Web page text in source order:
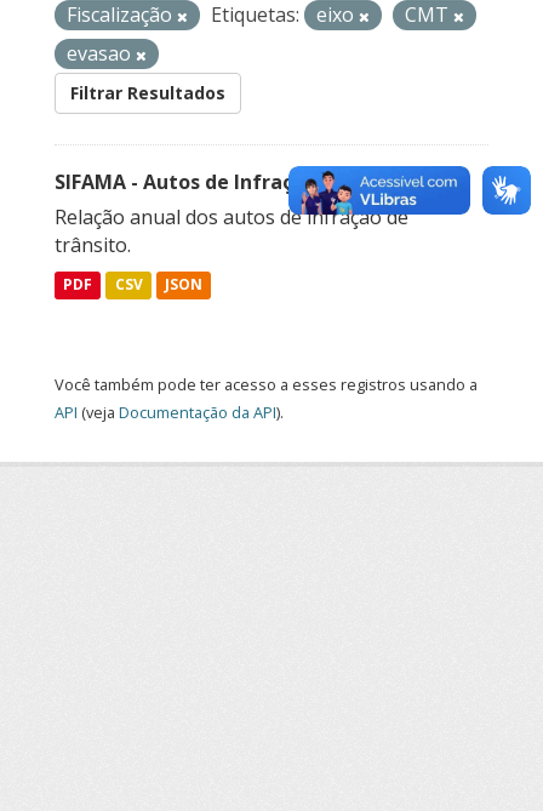
Fiscalização
Etiquetas: eixo
CMT
evasao
Filtrar Resultados
SIFAMA - Autos de Infração de Trânsito
Relação anual dos autos de infração de
trânsito.
PDF CSV JSON
Você também pode ter acesso a esses registros usando a
API (veja Documentação da API).